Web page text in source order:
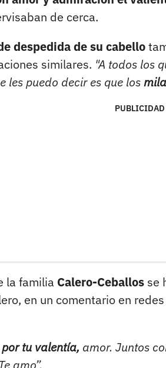
de cerca.
despedida de su cabello
similares. "A todos los
les puedo decir es que los
PUBLICIDAD
la familia Calero-Ceballos se
en un comentario en
tu valentía, amor. Juntos